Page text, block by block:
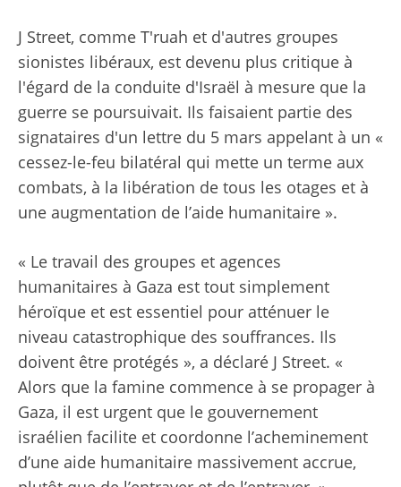
J Street, comme T'ruah et d'autres groupes
sionistes libéraux, est devenu plus critique à
l'égard de la conduite d'Israël à mesure que la
guerre se poursuivait. Ils faisaient partie des
signataires d'un lettre du 5 mars appelant à un «
cessez-le-feu bilatéral qui mette un terme aux
combats, à la libération de tous les otages et à
une augmentation de l’aide humanitaire ».
« Le travail des groupes et agences
humanitaires à Gaza est tout simplement
héroïque et est essentiel pour atténuer le
niveau catastrophique des souffrances. Ils
doivent être protégés », a déclaré J Street. «
Alors que la famine commence à se propager à
Gaza, il est urgent que le gouvernement
israélien facilite et coordonne l’acheminement
d’une aide humanitaire massivement accrue,